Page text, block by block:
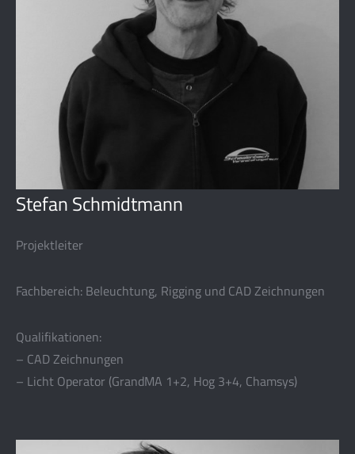
Stefan Schmidtmann
Projektleiter
Fachbereich: Beleuchtung, Rigging und CAD Zeichnungen
Qualifikationen:
– CAD Zeichnungen
– Licht Operator (GrandMA 1+2, Hog 3+4, Chamsys)